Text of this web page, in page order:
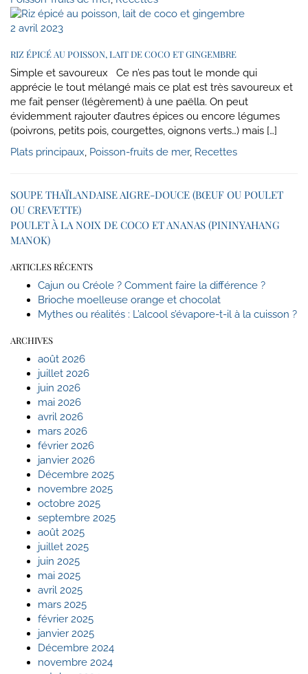
2 avril 2023
RIZ ÉPICÉ AU POISSON, LAIT DE COCO ET GINGEMBRE
Simple et savoureux Ce n’es pas tout le monde qui
apprécie le tout mélangé mais ce plat est très savoureux et
me fait penser (légèrement) à une paëlla. On peut
évidemment rajouter d’autres épices ou encore légumes
(poivrons, petits pois, courgettes, oignons verts…) mais […]
Plats principaux, Poisson-fruits de mer, Recettes
SOUPE THAÏLANDAISE AIGRE-DOUCE (BŒUF OU POULET
OU CREVETTE)
POULET À LA NOIX DE COCO ET ANANAS (PININYAHANG
MANOK)
ARTICLES RÉCENTS
Cajun ou Créole ? Comment faire la différence ?
Brioche moelleuse orange et chocolat
Mythes ou réalités : L’alcool s’évapore-t-il à la cuisson ?
ARCHIVES
août 2026
juillet 2026
juin 2026
mai 2026
avril 2026
mars 2026
février 2026
janvier 2026
Décembre 2025
novembre 2025
octobre 2025
septembre 2025
août 2025
juillet 2025
juin 2025
mai 2025
avril 2025
mars 2025
février 2025
janvier 2025
Décembre 2024
novembre 2024